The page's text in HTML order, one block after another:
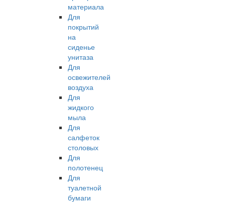
материала
Для
покрытий
на
сиденье
унитаза
Для
освежителей
воздуха
Для
жидкого
мыла
Для
салфеток
столовых
Для
полотенец
Для
туалетной
бумаги